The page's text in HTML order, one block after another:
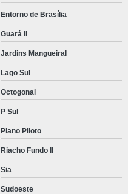
Entorno de Brasília
Guará II
Jardins Mangueiral
Lago Sul
Octogonal
P Sul
Plano Piloto
Riacho Fundo II
Sia
Sudoeste